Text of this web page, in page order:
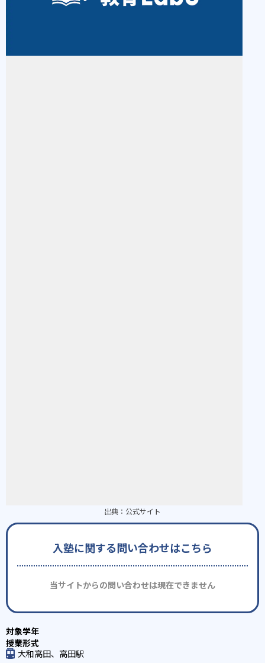
出典： 公式サイト
入塾に関する問い合わせはこちら
当サイトからの問い合わせは現在できません
大和高田、高田駅